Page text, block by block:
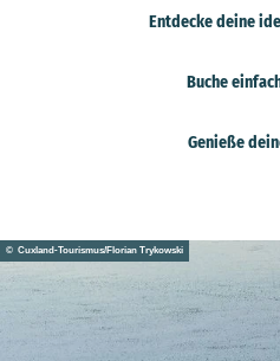
Entdecke deine
Buche
Genieße
© Cuxland-Tourismus/Florian Trykowski